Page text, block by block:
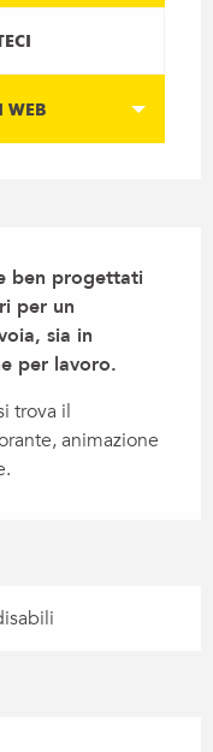
WEB
ben progettati
per un
sia in
per lavoro.
trova il
animazione